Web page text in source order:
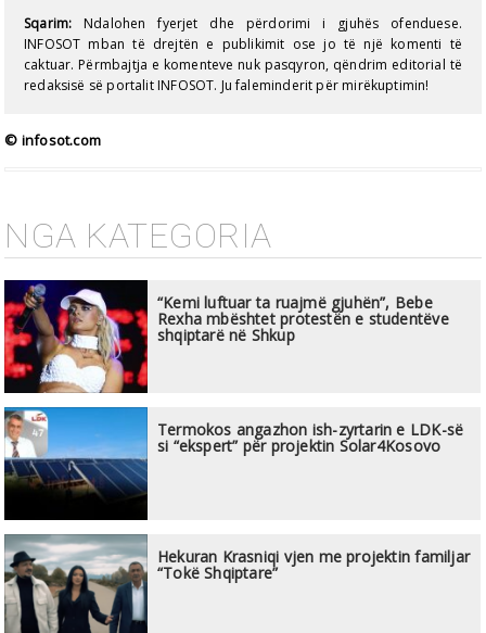
Sqarim: Ndalohen fyerjet dhe përdorimi i gjuhës ofenduese.
INFOSOT mban të drejtën e publikimit ose jo të një komenti të
caktuar. Përmbajtja e komenteve nuk pasqyron, qëndrim editorial të
redaksisë së portalit INFOSOT. Ju faleminderit për mirëkuptimin!
© infosot.com
NGA KATEGORIA
“Kemi luftuar ta ruajmë gjuhën”, Bebe
Rexha mbështet protestën e studentëve
shqiptarë në Shkup
Termokos angazhon ish-zyrtarin e LDK-së
si “ekspert” për projektin Solar4Kosovo
Hekuran Krasniqi vjen me projektin familjar
“Tokë Shqiptare”